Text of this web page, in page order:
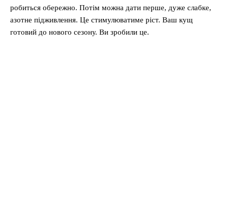
робиться обережно. Потім можна дати перше, дуже слабке,
азотне підживлення. Це стимулюватиме ріст. Ваш кущ
готовий до нового сезону. Ви зробили це.